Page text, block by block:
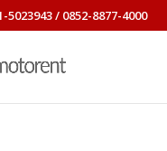
5023943 / 0852-8877-4000